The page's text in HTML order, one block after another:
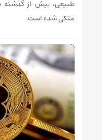
طبیعی، بیش از گذشته
متکی شده است.